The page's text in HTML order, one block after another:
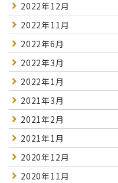
2022年12月
2022年11月
2022年6月
2022年3月
2022年1月
2021年3月
2021年2月
2021年1月
2020年12月
2020年11月